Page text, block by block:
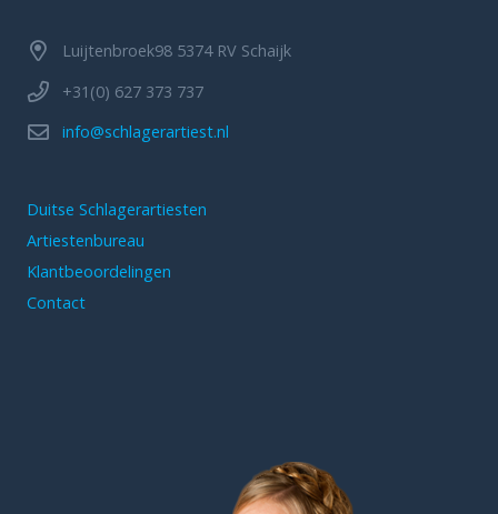
Luijtenbroek98 5374 RV Schaijk
+31(0) 627 373 737
info@schlagerartiest.nl
Duitse Schlagerartiesten
Artiestenbureau
Klantbeoordelingen
Contact